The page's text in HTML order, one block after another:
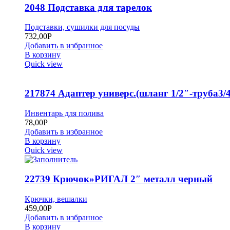
2048 Подставка для тарелок
Подставки, сушилки для посуды
732,00Р
Добавить в избранное
В корзину
Quick view
217874 Адаптер универс.(шланг 1/2″-труба3/
Инвентарь для полива
78,00Р
Добавить в избранное
В корзину
Quick view
22739 Крючок»РИГАЛ 2″ металл черный
Крючки, вешалки
459,00Р
Добавить в избранное
В корзину